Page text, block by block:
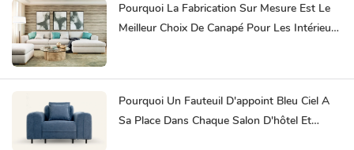
Pourquoi La Fabrication Sur Mesure Est Le
Meilleur Choix De Canapé Pour Les Intérieurs
Pourquoi Un Fauteuil D'appoint Bleu Ciel A
Sa Place Dans Chaque Salon D'hôtel Et